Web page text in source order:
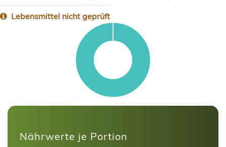
Lebensmittel nicht geprüft
Nährwerte je Portion